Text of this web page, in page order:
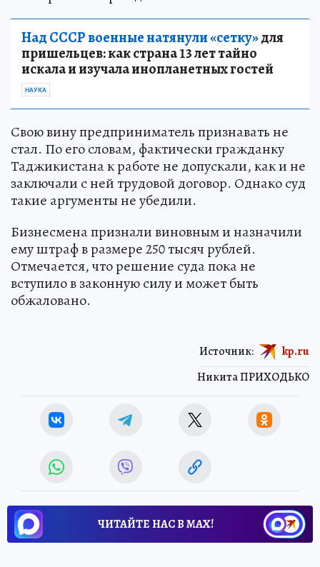
Над СССР военные натянули «сетку»для
пришельцев: как страна 13 лет тайно
искала и изучала инопланетных гостей
НАУКА
Свою вину предприниматель признавать не
стал. По его словам, фактически гражданку
Таджикистана к работе не допускали, как и не
заключали с ней трудовой договор. Однако суд
такие аргументы не убедили.
Бизнесмена признали виновным и назначили
ему штраф в размере 250 тысяч рублей.
Отмечается, что решение суда пока не
вступило в законную силу и может быть
обжаловано.
Никита ПРИХОДЬКО
Источник: kp.ru
ЧИТАЙТЕ НАС В МАХ!